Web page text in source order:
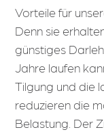
Vorteile für
Denn sie
günstiges
Jahre laufen
Tilgung und die
reduzieren die
Belastung. Der